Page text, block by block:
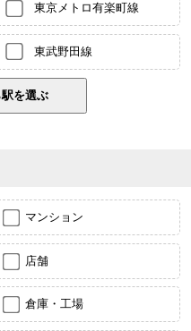
東京メトロ有楽町線
東武野田線
マンション
店舗
倉庫・工場